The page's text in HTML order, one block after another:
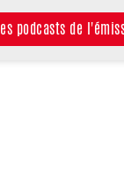
podcasts de